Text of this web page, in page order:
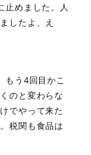
止めました。人
したよ、え
もう4回目かこ
のと変わらな
でやって来た
税関も食品は